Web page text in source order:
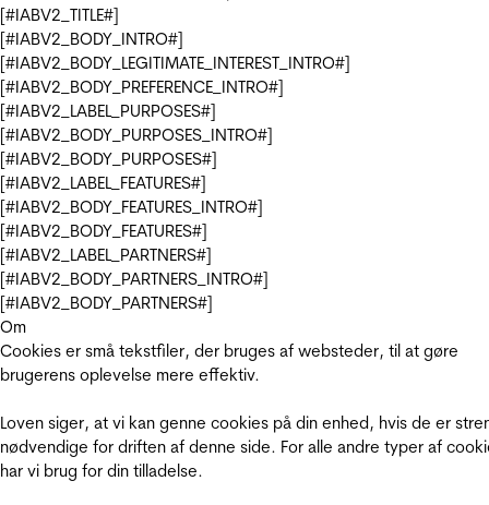
[#IABV2_TITLE#]
[#IABV2_BODY_INTRO#]
[#IABV2_BODY_LEGITIMATE_INTEREST_INTRO#]
[#IABV2_BODY_PREFERENCE_INTRO#]
[#IABV2_LABEL_PURPOSES#]
[#IABV2_BODY_PURPOSES_INTRO#]
[#IABV2_BODY_PURPOSES#]
[#IABV2_LABEL_FEATURES#]
[#IABV2_BODY_FEATURES_INTRO#]
[#IABV2_BODY_FEATURES#]
[#IABV2_LABEL_PARTNERS#]
[#IABV2_BODY_PARTNERS_INTRO#]
[#IABV2_BODY_PARTNERS#]
Om
Cookies er små tekstfiler, der bruges af websteder, til at gøre
brugerens oplevelse mere effektiv.
Loven siger, at vi kan genne cookies på din enhed, hvis de er
nødvendige for driften af denne side. For alle andre typer af
har vi brug for din tilladelse.